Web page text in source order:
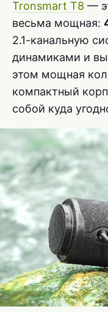
Tronsmart T8 —
весьма мощная:
2.1-канальную
динамиками и
этом мощная
компактный
собой куда